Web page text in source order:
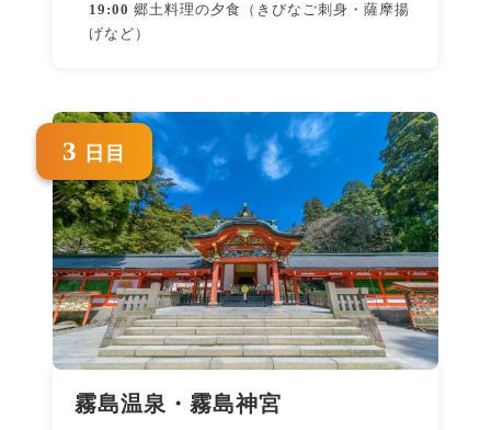
19:00 郷土料理の夕食（きびなご刺身・薩摩揚
げなど）
3 日目
霧島温泉・霧島神宮